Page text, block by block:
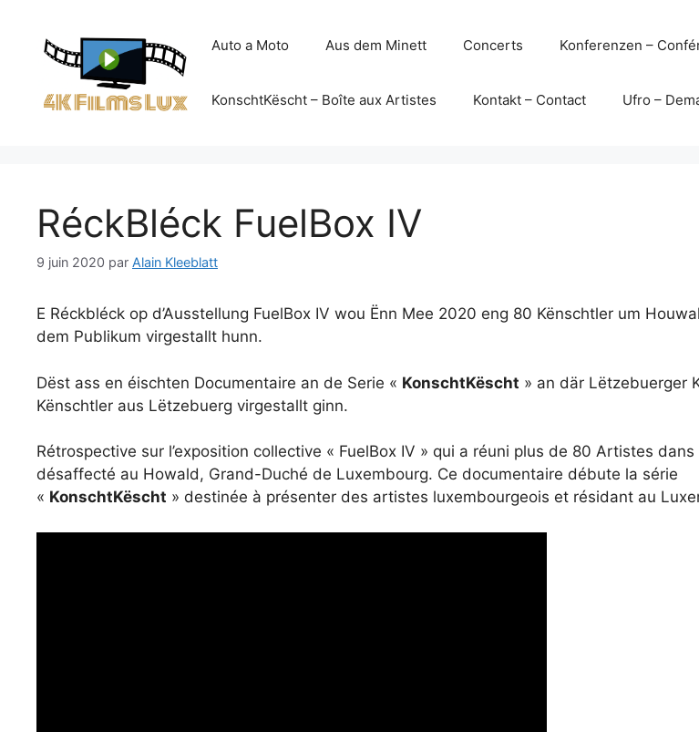
contenu
Auto a Moto Aus dem Minett Concerts Konferenzen –
KonschtKëscht – Boîte aux Artistes Kontakt – Contact Ufro –
RéckBléck FuelBox IV
9 juin 2020 par Alain Kleeblatt
E Réckbléck op d’Ausstellung FuelBox IV wou Ënn Mee 2020 eng 80 Kënschtler um
dem Publikum virgestallt hunn.
Dëst ass en éischten Documentaire an de Serie « KonschtKëscht » an där Lëtzebuerger
Kënschtler aus Lëtzebuerg virgestallt ginn.
Rétrospective sur l’exposition collective « FuelBox IV » qui a réuni plus de 80 Artistes dans
désaffecté au Howald, Grand-Duché de Luxembourg. Ce documentaire débute la série
« KonschtKëscht » destinée à présenter des artistes luxembourgeois et résidant au